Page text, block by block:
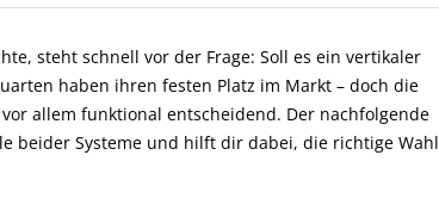
steht schnell vor der Frage: Soll es ein vertikaler
haben ihren festen Platz im Markt – doch die
allem funktional entscheidend. Der nachfolgende
beider Systeme und hilft dir dabei, die richtige Wahl